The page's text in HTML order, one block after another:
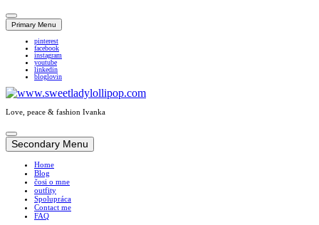
Primary Menu
pinterest
facebook
instagram
youtube
linkedin
bloglovin
Love, peace & fashion Ivanka
Skip
to
content
Secondary Menu
Home
Blog
čosi o mne
outfity
Spolupráca
Contact me
FAQ